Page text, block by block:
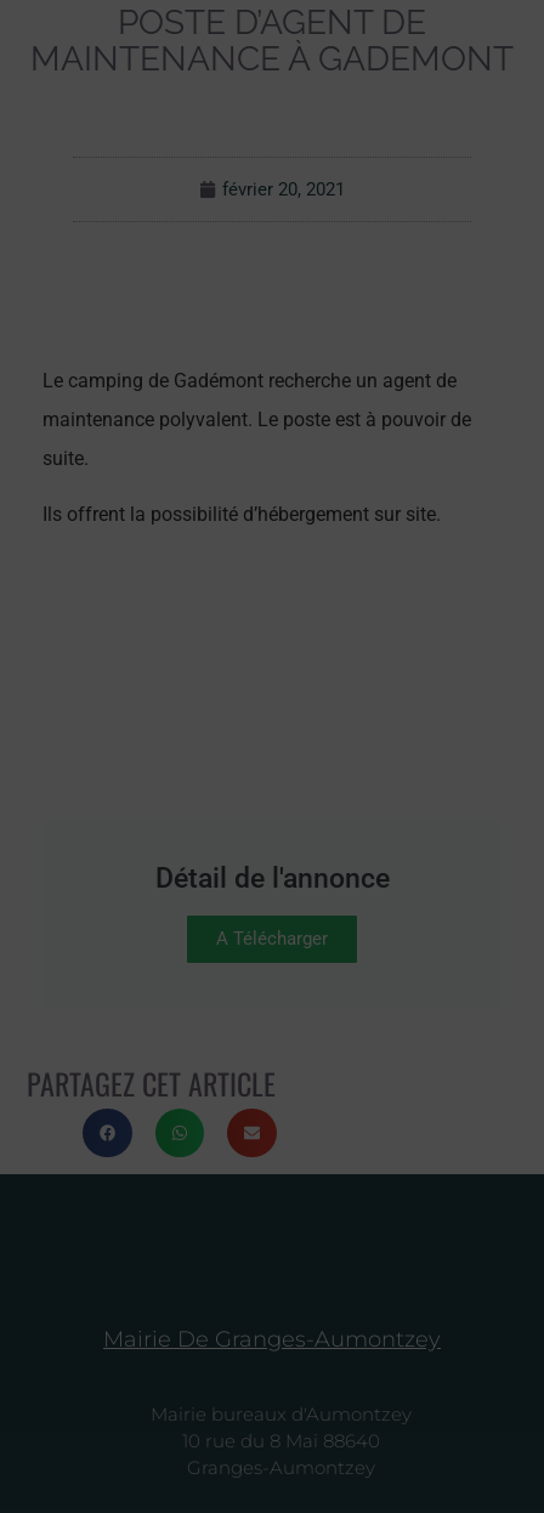
POSTE D’AGENT DE
MAINTENANCE À GADEMONT
février 20, 2021
Le camping de Gadémont recherche un agent de
maintenance polyvalent. Le poste est à pouvoir de
suite.
Ils offrent la possibilité d’hébergement sur site.
Détail de l'annonce
A Télécharger
PARTAGEZ CET ARTICLE
Mairie De Granges-Aumontzey
Mairie bureaux d'Aumontzey
10 rue du 8 Mai 88640
Granges-Aumontzey